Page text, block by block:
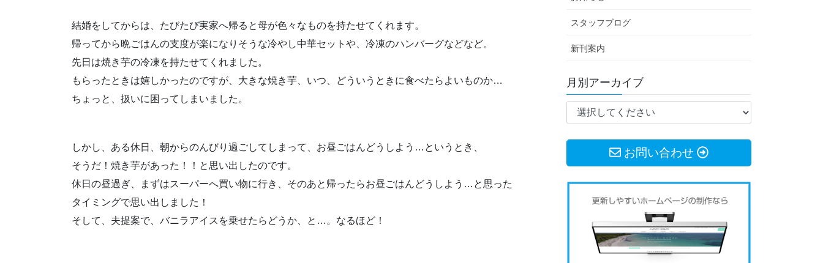
結婚をしてからは、たびたび実家へ帰ると母が色々なものを持たせてくれます。
帰ってから晩ごはんの支度が楽になりそうな冷やし中華セットや、冷凍のハンバーグなどなど。
先日は焼き芋の冷凍を持たせてくれました。
もらったときは嬉しかったのですが、大きな焼き芋、いつ、どういうときに食べたらよいものか…
ちょっと、扱いに困ってしまいました。
しかし、ある休日、朝からのんびり過ごしてしまって、お昼ごはんどうしよう…というとき、
そうだ！焼き芋があった！！と思い出したのです。
休日の昼過ぎ、まずはスーパーへ買い物に行き、そのあと帰ったらお昼ごはんどうしよう…と思った
タイミングで思い出しました！
そして、夫提案で、バニラアイスを乗せたらどうか、と…。なるほど！
スタッフブログ
新刊案内
月別アーカイブ
お問い合わせ